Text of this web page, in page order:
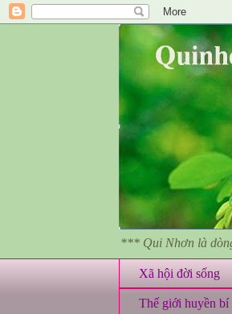
*** Qui Nhơn là
Xã hội đời sống
Thế giới huyền bí